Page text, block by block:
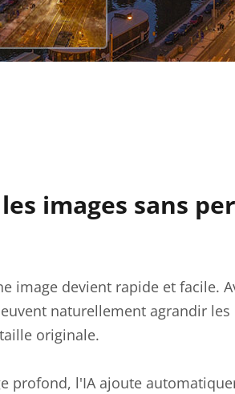
images sans
image devient rapide et facile.
naturellement agrandir les
originale.
profond, l'IA ajoute